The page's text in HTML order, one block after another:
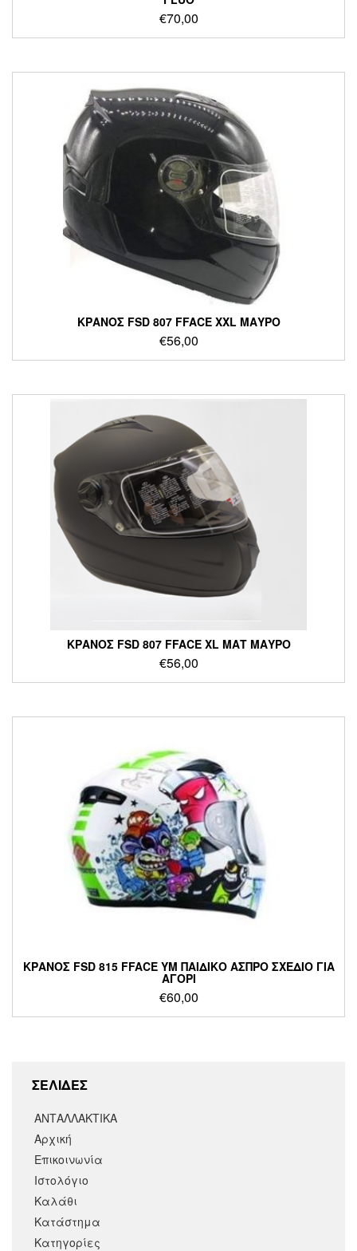
€70,00
ΚΡΑΝΟΣ FSD 807 FFACE XXL ΜΑΥΡΟ
€56,00
ΚΡΑΝΟΣ FSD 807 FFACE XL ΜΑΤ ΜΑΥΡΟ
€56,00
ΚΡΑΝΟΣ FSD 815 FFACE YM ΠΑΙΔΙΚΟ ΑΣΠΡΟ ΣΧΕΔΙΟ ΓΙΑ
ΑΓΟΡΙ
€60,00
ΣΕΛΙΔΕΣ
ΑΝΤΑΛΛΑΚΤΙΚΑ
Αρχική
Επικοινωνία
Ιστολόγιο
Καλάθι
Κατάστημα
Κατηγορίες